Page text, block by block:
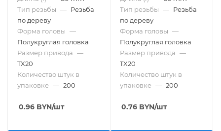
Тип резьбы — Резьба
по дереву
Форма головы —
Полукруглая головка
Размер привода —
TX20
Количество штук в
упаковке — 200
0.96 BYN/шт
Тип резьбы — Резьба
по дереву
Форма головы —
Полукруглая головка
Размер привода —
TX20
Количество штук в
упаковке — 200
0.76 BYN/шт